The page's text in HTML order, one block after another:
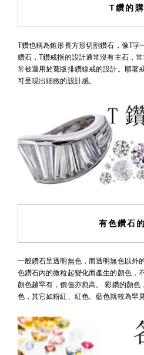
T鑽的
T鑽也稱為錐形長方形切割鑽石，像T字
鑽石，T鑽戒指的設計通常沒有主石，
常被運用於寬版排鑽線戒的設計。順著
可呈現出細緻的設計感。
有色鑽石
一般鑽石呈透明無色，而透明無色以外
色鑽石內的微粒起變化而產生的顏色，
顏色越罕有，價值亦愈高。 彩鑽的顏
色，其它如粉紅、紅色、藍色就較為罕